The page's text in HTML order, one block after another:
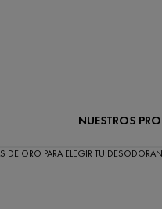
NUESTROS
DE ORO PARA ELEGIR TU